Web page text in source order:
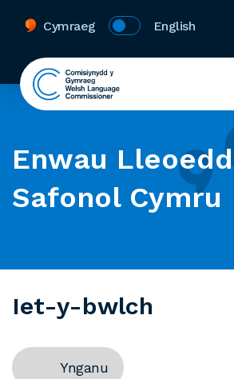
Cymraeg English
Enwau Lleoedd
Safonol Cymru
Iet-y-bwlch
Ynganu